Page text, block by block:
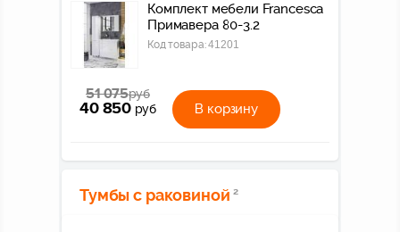
Комплект мебели Francesca
Примавера 80-3.2
Код товара:41201
51 075руб
40 850 руб В корзину
Тумбы с раковиной 2